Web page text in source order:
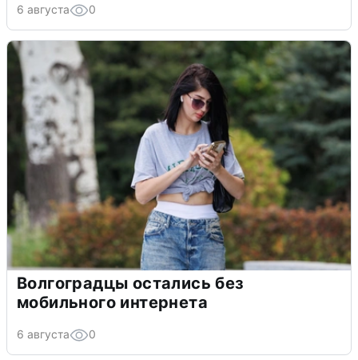
6 августа 0
Волгоградцы остались без
мобильного интернета
6 августа 0